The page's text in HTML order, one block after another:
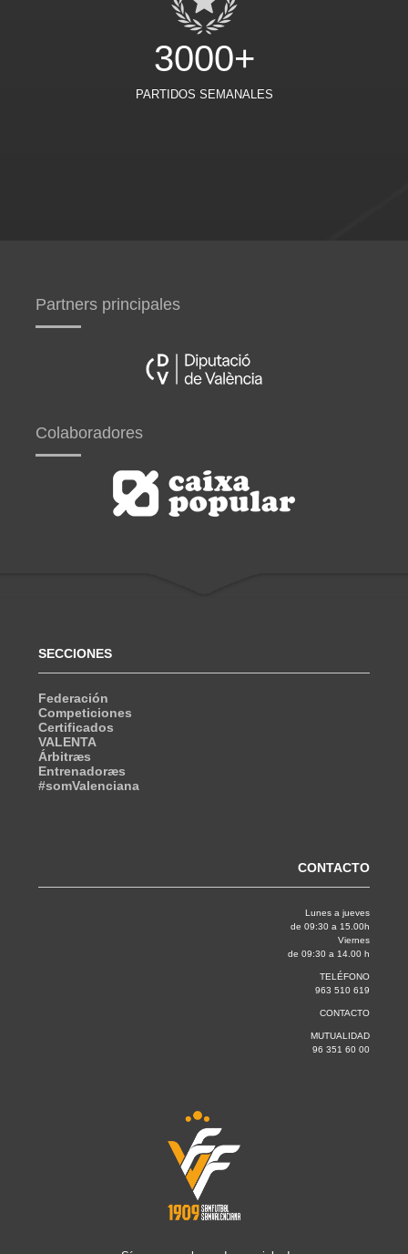
3000+
PARTIDOS SEMANALES
Partners principales
Colaboradores
SECCIONES
Federación
Competiciones
Certificados
VALENTA
Árbitræs
Entrenadoræs
#somValenciana
CONTACTO
Lunes a jueves
de 09:30 a 15.00h
Viernes
de 09:30 a 14.00 h
TELÉFONO
963 510 619
CONTACTO
MUTUALIDAD
96 351 60 00